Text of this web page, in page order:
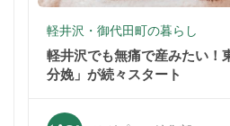
軽井沢・御代田町の暮らし
軽井沢でも無痛で産みたい！
分娩」が続々スタート